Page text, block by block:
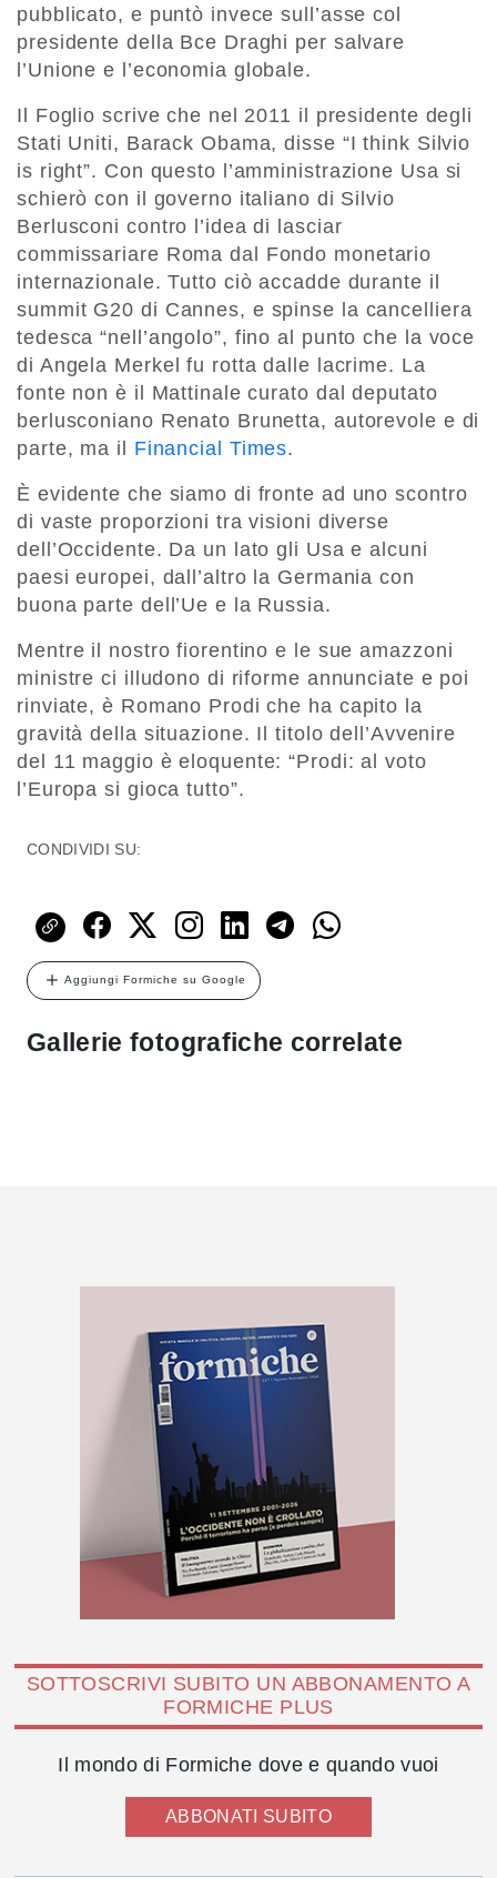
pubblicato, e puntò invece sull’asse col
presidente della Bce Draghi per salvare
l’Unione e l’economia globale.
Il Foglio scrive che nel 2011 il presidente degli
Stati Uniti, Barack Obama, disse “I think Silvio
is right”. Con questo l’amministrazione Usa si
schierò con il governo italiano di Silvio
Berlusconi contro l’idea di lasciar
commissariare Roma dal Fondo monetario
internazionale. Tutto ciò accadde durante il
summit G20 di Cannes, e spinse la cancelliera
tedesca “nell’angolo”, fino al punto che la voce
di Angela Merkel fu rotta dalle lacrime. La
fonte non è il Mattinale curato dal deputato
berlusconiano Renato Brunetta, autorevole e di
parte, ma il Financial Times.
È evidente che siamo di fronte ad uno scontro
di vaste proporzioni tra visioni diverse
dell’Occidente. Da un lato gli Usa e alcuni
paesi europei, dall’altro la Germania con
buona parte dell’Ue e la Russia.
Mentre il nostro fiorentino e le sue amazzoni
ministre ci illudono di riforme annunciate e poi
rinviate, è Romano Prodi che ha capito la
gravità della situazione. Il titolo dell’Avvenire
del 11 maggio è eloquente: “Prodi: al voto
l’Europa si gioca tutto”.
CONDIVIDI SU:
Aggiungi Formiche su Google
Gallerie fotografiche correlate
SOTTOSCRIVI SUBITO UN ABBONAMENTO A
FORMICHE PLUS
Il mondo di Formiche dove e quando vuoi
ABBONATI SUBITO